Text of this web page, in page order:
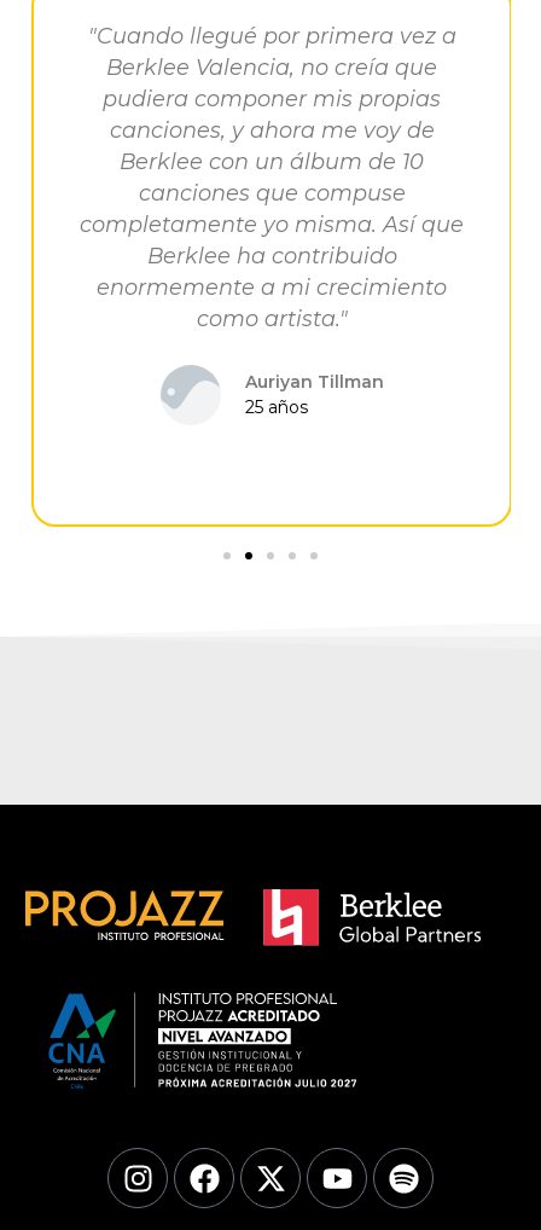
"Cuando llegué por primera vez a
Berklee Valencia, no creía que
pudiera componer mis propias
canciones, y ahora me voy de
Berklee con un álbum de 10
canciones que compuse
completamente yo misma. Así que
Berklee ha contribuido
enormemente a mi crecimiento
como artista."
Auriyan Tillman
25 años